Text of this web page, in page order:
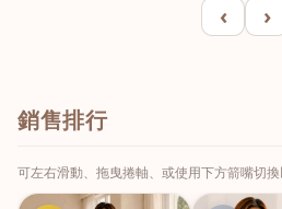
‹ ›
銷售排行
可左右滑動、拖曳捲軸、或使用下方箭嘴切